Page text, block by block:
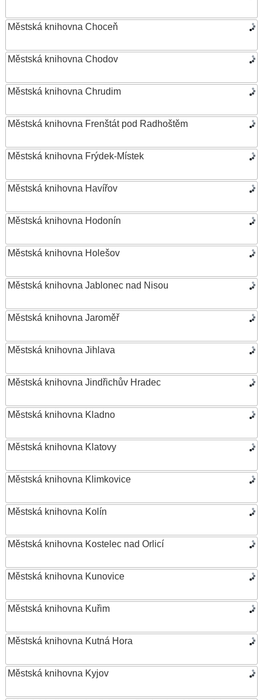
Městská knihovna Choceň
Městská knihovna Chodov
Městská knihovna Chrudim
Městská knihovna Frenštát pod Radhoštěm
Městská knihovna Frýdek-Místek
Městská knihovna Havířov
Městská knihovna Hodonín
Městská knihovna Holešov
Městská knihovna Jablonec nad Nisou
Městská knihovna Jaroměř
Městská knihovna Jihlava
Městská knihovna Jindřichův Hradec
Městská knihovna Kladno
Městská knihovna Klatovy
Městská knihovna Klimkovice
Městská knihovna Kolín
Městská knihovna Kostelec nad Orlicí
Městská knihovna Kunovice
Městská knihovna Kuřim
Městská knihovna Kutná Hora
Městská knihovna Kyjov